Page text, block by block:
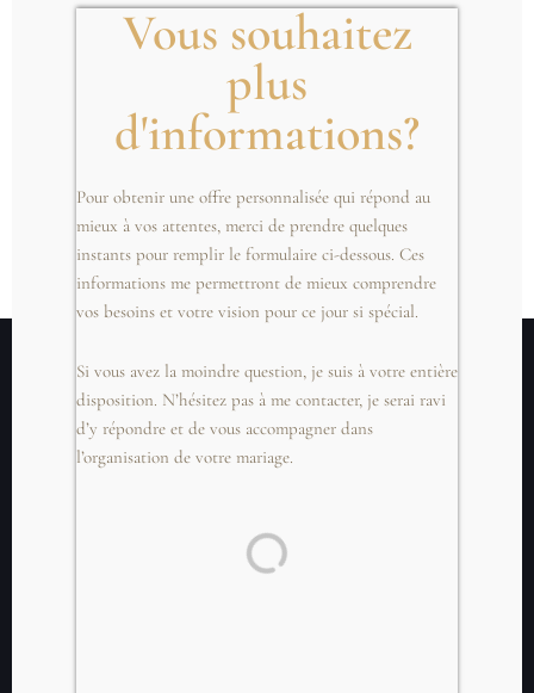
Vous souhaitez
plus
d'informations?
Pour obtenir une offre personnalisée qui répond au
mieux à vos attentes, merci de prendre quelques
instants pour remplir le formulaire ci-dessous. Ces
informations me permettront de mieux comprendre
vos besoins et votre vision pour ce jour si spécial.
Si vous avez la moindre question, je suis à votre entière
disposition. N’hésitez pas à me contacter, je serai ravi
d’y répondre et de vous accompagner dans
l’organisation de votre mariage.